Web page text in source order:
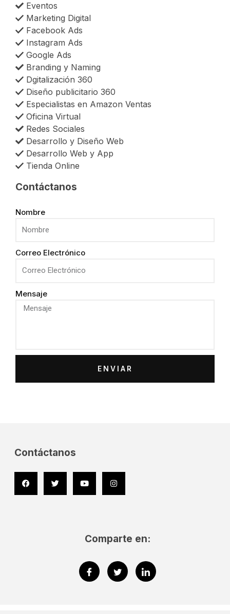
Eventos
Marketing Digital
Facebook Ads
Instagram Ads
Google Ads
Branding y Naming
Dgitalización 360
Diseño publicitario 360
Especialistas en Amazon Ventas
Oficina Virtual
Redes Sociales
Desarrollo y Diseño Web
Desarrollo Web y App
Tienda Online
Contáctanos
Nombre
Correo Electrónico
Mensaje
ENVIAR
Contáctanos
FacebookTwitter YoutubeInstagram
Comparte en: